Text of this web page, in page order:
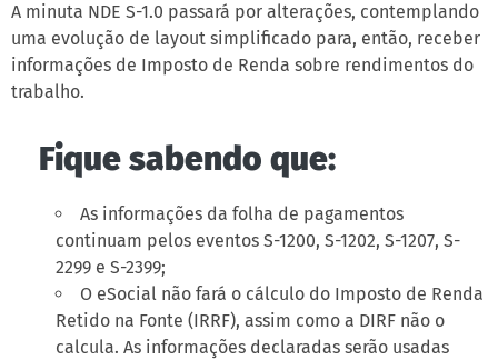
A minuta NDE S-1.0 passará por alterações, contemplando
uma evolução de layout simplificado para, então, receber
informações de Imposto de Renda sobre rendimentos do
trabalho.
Fique sabendo que:
As informações da folha de pagamentos
continuam pelos eventos S-1200, S-1202, S-1207, S-
2299 e S-2399;
O eSocial não fará o cálculo do Imposto de Renda
Retido na Fonte (IRRF), assim como a DIRF não o
calcula. As informações declaradas serão usadas